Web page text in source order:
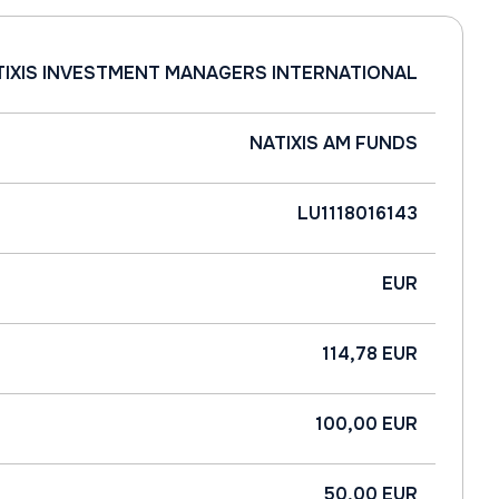
INVESTMENT MANAGERS INTERNATIONAL
NATIXIS AM FUNDS
LU1118016143
EUR
114,78 EUR
100,00 EUR
50,00 EUR